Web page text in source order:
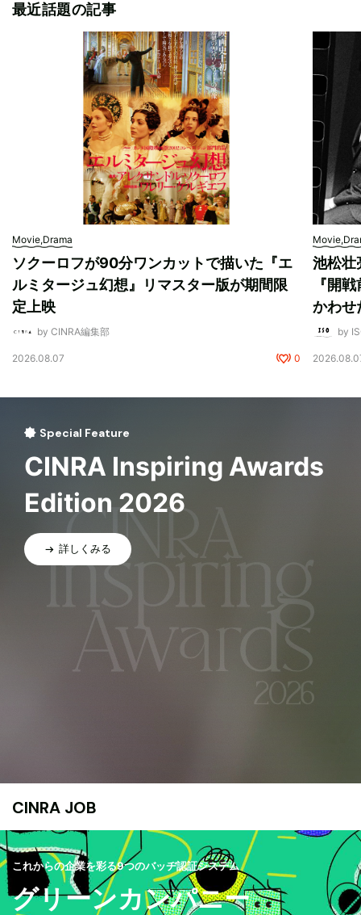
最近話題の記事
Movie,Drama
ソクーロフが90分ワンカットで描いた『エ
ルミタージュ幻想』リマスター版が期間限
定上映
by CINRA編集部
2026.08.07 0
池松壮
『開
かわせ
by
Special Feature
CINRA Inspiring Awards
Edition 2026
詳しくみる
CINRA JOB
これからの企業を彩る9つのバッヂ認証システム
グリーンカンパニー